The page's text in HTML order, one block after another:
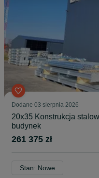
Dodane 03 sierpnia 2026
20x35 Konstrukcja
budynek
261 375 zł
Stan: Nowe